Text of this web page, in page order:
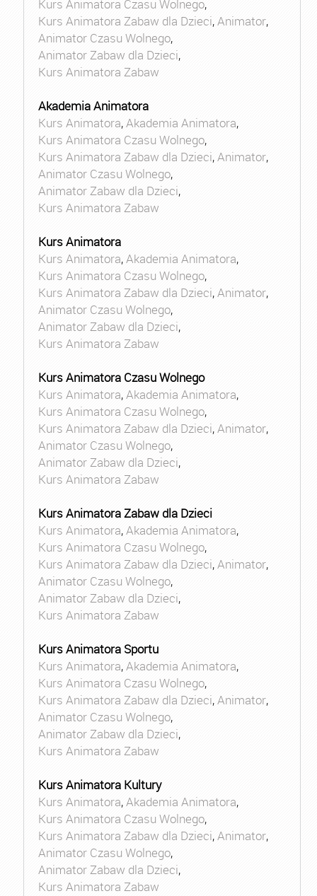
Kurs Animatora Czasu Wolnego,
Kurs Animatora Zabaw dla Dzieci,Animator,
Animator Czasu Wolnego,
Animator Zabaw dla Dzieci,
Kurs Animatora Zabaw
Akademia Animatora
Kurs Animatora,Akademia Animatora,
Kurs Animatora Czasu Wolnego,
Kurs Animatora Zabaw dla Dzieci,Animator,
Animator Czasu Wolnego,
Animator Zabaw dla Dzieci,
Kurs Animatora Zabaw
Kurs Animatora
Kurs Animatora,Akademia Animatora,
Kurs Animatora Czasu Wolnego,
Kurs Animatora Zabaw dla Dzieci,Animator,
Animator Czasu Wolnego,
Animator Zabaw dla Dzieci,
Kurs Animatora Zabaw
Kurs Animatora Czasu Wolnego
Kurs Animatora,Akademia Animatora,
Kurs Animatora Czasu Wolnego,
Kurs Animatora Zabaw dla Dzieci,Animator,
Animator Czasu Wolnego,
Animator Zabaw dla Dzieci,
Kurs Animatora Zabaw
Kurs Animatora Zabaw dla Dzieci
Kurs Animatora,Akademia Animatora,
Kurs Animatora Czasu Wolnego,
Kurs Animatora Zabaw dla Dzieci,Animator,
Animator Czasu Wolnego,
Animator Zabaw dla Dzieci,
Kurs Animatora Zabaw
Kurs Animatora Sportu
Kurs Animatora,Akademia Animatora,
Kurs Animatora Czasu Wolnego,
Kurs Animatora Zabaw dla Dzieci,Animator,
Animator Czasu Wolnego,
Animator Zabaw dla Dzieci,
Kurs Animatora Zabaw
Kurs Animatora Kultury
Kurs Animatora,Akademia Animatora,
Kurs Animatora Czasu Wolnego,
Kurs Animatora Zabaw dla Dzieci,Animator,
Animator Czasu Wolnego,
Animator Zabaw dla Dzieci,
Kurs Animatora Zabaw